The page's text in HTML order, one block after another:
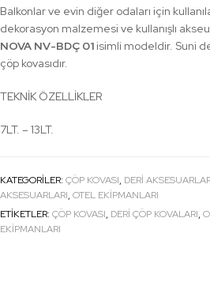
Balkonlar ve evin diğer odaları için
dekorasyon malzemesi ve kullanışlı
NOVA NV-BDÇ 01 isimli modeldir. Suni
çöp kovasıdır.
TEKNİK ÖZELLİKLER
7LT. – 13LT.
KATEGORILER: ÇÖP KOVASI, DERI
AKSESUARLARI, OTEL EKİPMANLARI
ETIKETLER: ÇÖP KOVASI, DERI ÇÖP KOVALARI,
EKİPMANLARI